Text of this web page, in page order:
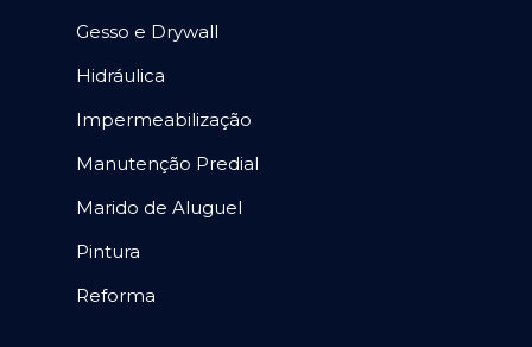
Gesso e Drywall
Hidráulica
Impermeabilização
Manutenção Predial
Marido de Aluguel
Pintura
Reforma